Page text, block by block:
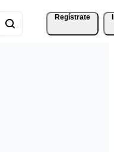
Regístrate